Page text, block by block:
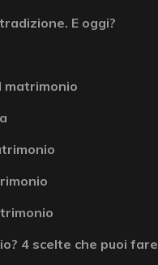
E oggi?
matrimonio
4 scelte che puoi